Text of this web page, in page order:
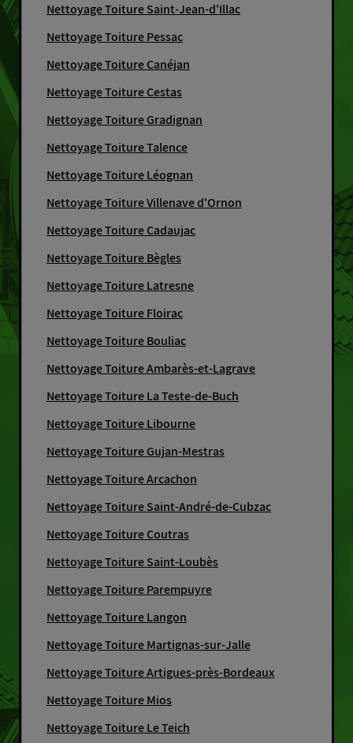
Nettoyage Toiture Saint-Jean-d'Illac
Nettoyage Toiture Pessac
Nettoyage Toiture Canéjan
Nettoyage Toiture Cestas
Nettoyage Toiture Gradignan
Nettoyage Toiture Talence
Nettoyage Toiture Léognan
Nettoyage Toiture Villenave d'Ornon
Nettoyage Toiture Cadaujac
Nettoyage Toiture Bègles
Nettoyage Toiture Latresne
Nettoyage Toiture Floirac
Nettoyage Toiture Bouliac
Nettoyage Toiture Ambarès-et-Lagrave
Nettoyage Toiture La Teste-de-Buch
Nettoyage Toiture Libourne
Nettoyage Toiture Gujan-Mestras
Nettoyage Toiture Arcachon
Nettoyage Toiture Saint-André-de-Cubzac
Nettoyage Toiture Coutras
Nettoyage Toiture Saint-Loubès
Nettoyage Toiture Parempuyre
Nettoyage Toiture Langon
Nettoyage Toiture Martignas-sur-Jalle
Nettoyage Toiture Artigues-près-Bordeaux
Nettoyage Toiture Mios
Nettoyage Toiture Le Teich